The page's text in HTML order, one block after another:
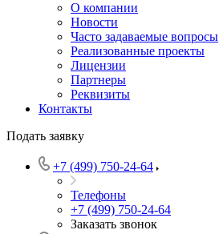
О компании
Новости
Часто задаваемые вопросы
Реализованные проекты
Лицензии
Партнеры
Реквизиты
Контакты
Подать заявку
+7 (499) 750-24-64
Телефоны
+7 (499) 750-24-64
Заказать звонок